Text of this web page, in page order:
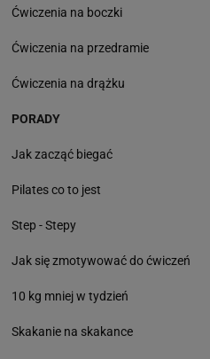
Ćwiczenia na boczki
Ćwiczenia na przedramie
Ćwiczenia na drążku
PORADY
Jak zacząć biegać
Pilates co to jest
Step - Stepy
Jak się zmotywować do ćwiczeń
10 kg mniej w tydzień
Skakanie na skakance